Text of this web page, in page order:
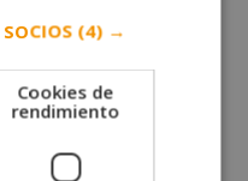
Entradas siguientes »
(4) →
Cookies de
rendimiento